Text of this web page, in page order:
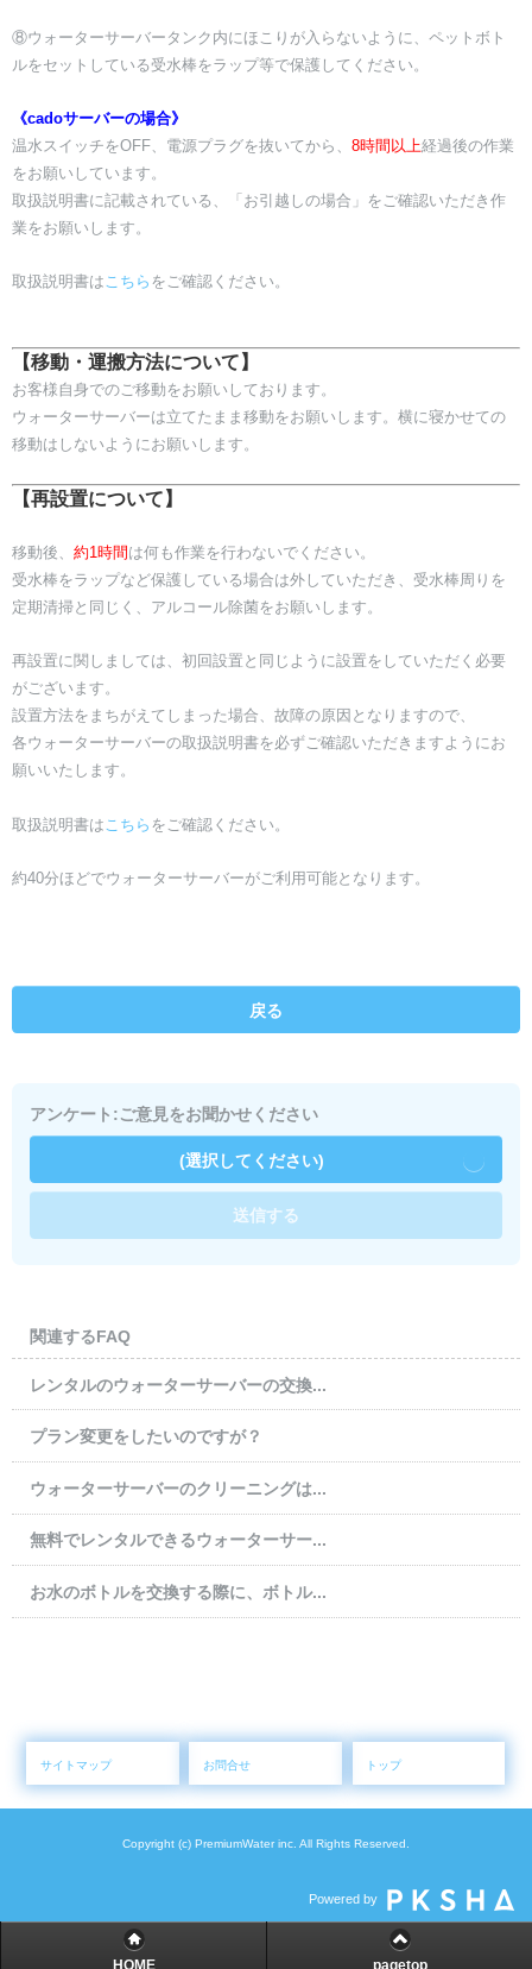
​⑧ウォーターサーバータンク内にほこりが入らないように、ペットボト
ルをセットしている受水棒をラップ等で保護してください。
《cadoサーバーの場合》
​温水スイッチをOFF、電源プラグを抜いてから、 8時間以上経過後の作業
をお願いしています。
​取扱説明書に記載されている、「お引越しの場合」をご確認いただき作
業をお願いします。
​取扱説明書はこちら をご確認ください。
【移動・運搬方法について】
お客様自身でのご移動をお願いしております。
​ウォーターサーバーは立てたまま移動をお願いします。横に寝かせての
移動はしないようにお願いします。
【再設置について】
移動後、 約1時間 は何も作業を行わないでください。
​受水棒をラップなど保護している場合は外していただき、受水棒周りを
定期清掃と同じく、アルコール除菌をお願いします。
​再設置に関しましては、初回設置と同じように設置をしていただく必要
がございます。
設置方法をまちがえてしまった場合、故障の原因となりますので、
​各ウォーターサーバーの取扱説明書を必ずご確認いただきますようにお
願いいたします。
取扱説明書はこちら をご確認ください。
​約40分ほどでウォーターサーバーがご利用可能となります。
戻る
アンケート:ご意見をお聞かせください
(選択してください)
送信する
関連するFAQ
レンタルのウォーターサーバーの交換...
プラン変更をしたいのですが？
ウォーターサーバーのクリーニングは...
無料でレンタルできるウォーターサー...
お水のボトルを交換する際に、ボトル...
サイトマップ お問合せ トップ
Copyright (c) PremiumWater inc. All Rights Reserved.
Powered by
HOME pagetop